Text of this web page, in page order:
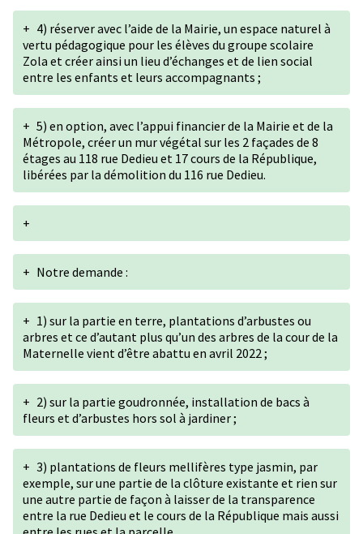
+ 4) réserver avec l’aide de la Mairie, un espace naturel à
vertu pédagogique pour les élèves du groupe scolaire
Zola et créer ainsi un lieu d’échanges et de lien social
entre les enfants et leurs accompagnants ;
+ 5) en option, avec l’appui financier de la Mairie et de la
Métropole, créer un mur végétal sur les 2 façades de 8
étages au 118 rue Dedieu et 17 cours de la République,
libérées par la démolition du 116 rue Dedieu.
+
+ Notre demande :
+ 1) sur la partie en terre, plantations d’arbustes ou
arbres et ce d’autant plus qu’un des arbres de la cour de la
Maternelle vient d’être abattu en avril 2022 ;
+ 2) sur la partie goudronnée, installation de bacs à
fleurs et d’arbustes hors sol à jardiner ;
+ 3) plantations de fleurs mellifères type jasmin, par
exemple, sur une partie de la clôture existante et rien sur
une autre partie de façon à laisser de la transparence
entre la rue Dedieu et le cours de la République mais aussi